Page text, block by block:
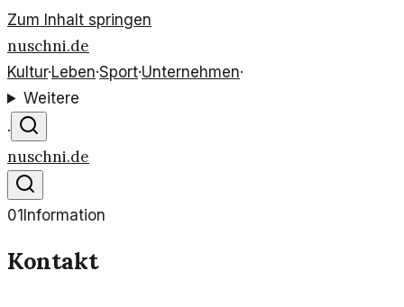
Zum Inhalt springen
nuschni.de
Kultur·Leben·Sport·Unternehmen·
Weitere
·
nuschni.de
01 Information
Kontakt